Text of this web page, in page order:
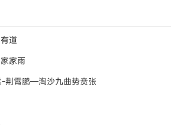
道
家雨
-荆霄鹏—淘沙九曲势贲张